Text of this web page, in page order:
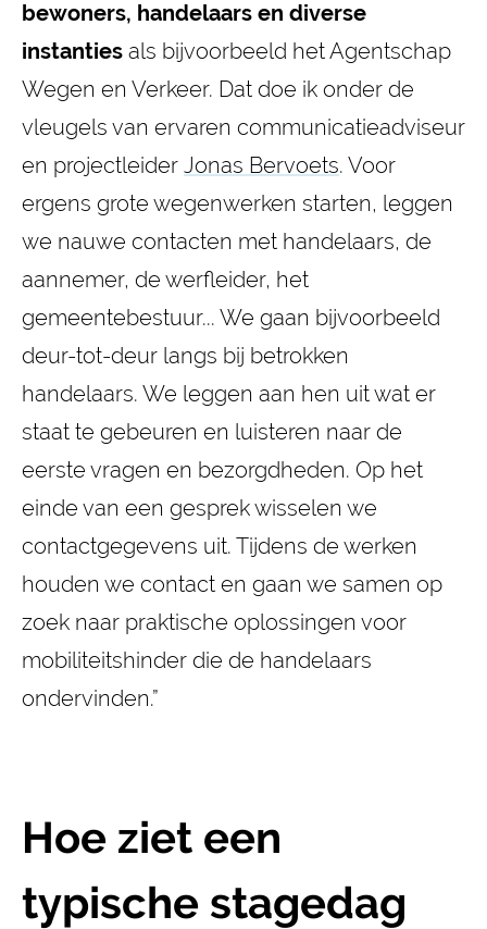
bewoners, handelaars en diverse
instanties als bijvoorbeeld het Agentschap
Wegen en Verkeer. Dat doe ik onder de
vleugels van ervaren communicatieadviseur
en projectleider Jonas Bervoets. Voor
ergens grote wegenwerken starten, leggen
we nauwe contacten met handelaars, de
aannemer, de werfleider, het
gemeentebestuur... We gaan bijvoorbeeld
deur-tot-deur langs bij betrokken
handelaars. We leggen aan hen uit wat er
staat te gebeuren en luisteren naar de
eerste vragen en bezorgdheden. Op het
einde van een gesprek wisselen we
contactgegevens uit. Tijdens de werken
houden we contact en gaan we samen op
zoek naar praktische oplossingen voor
mobiliteitshinder die de handelaars
ondervinden.”
Hoe ziet een
typische stagedag